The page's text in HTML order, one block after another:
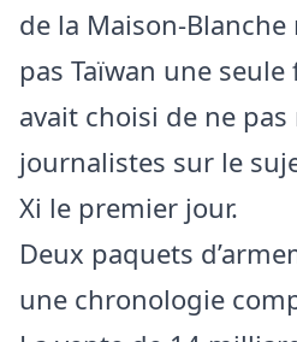
de la Maison-
pas Taïwan une
avait choisi de ne
journalistes sur le
Xi le premier jour.
Deux paquets
une chronologie